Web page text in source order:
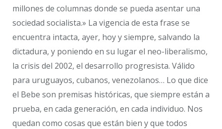
millones de columnas donde se pueda asentar una
sociedad socialista.» La vigencia de esta frase se
encuentra intacta, ayer, hoy y siempre, salvando la
dictadura, y poniendo en su lugar el neo-liberalismo,
la crisis del 2002, el desarrollo progresista. Válido
para uruguayos, cubanos, venezolanos… Lo que dice
el Bebe son premisas históricas, que siempre están a
prueba, en cada generación, en cada individuo. Nos
quedan como cosas que están bien y que todos